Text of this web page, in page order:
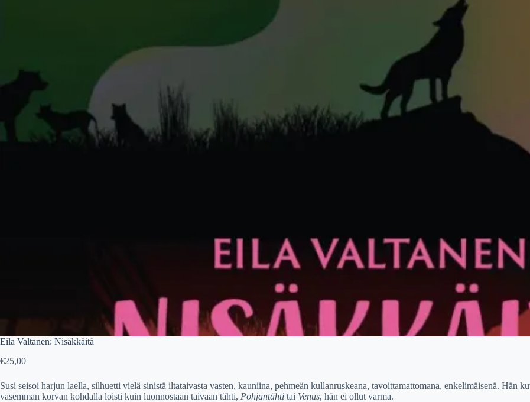
Eila Valtanen: Nisäkkäitä
€25,00
Susi seisoi harjun laella, silhuetti vielä sinistä iltataivasta vasten, kauniina, pehmeän kullanruskeana, tavoittamattomana, enkelimäisenä. Hän
vasemman korvan kohdalla loisti kuin luonnostaan taivaan tähti, Pohjantähti tai Venus, hän ei ollut varma.